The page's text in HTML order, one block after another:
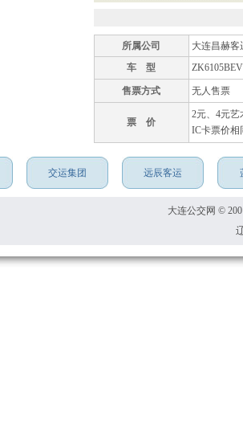
所属公司
大连昌赫客
车 型
售票方式 无人售票
票 价
2元、4元艺
IC卡票价相
交运集团 远辰客运
大连公交网 ©